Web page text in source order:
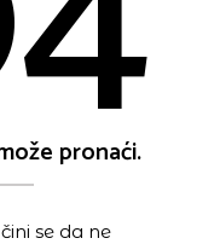
pronaći.
se da ne